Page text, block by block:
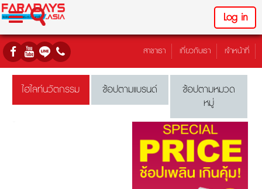
Log in
สาขาเรา เกี่ยวกับเรา เจ้าหน้าที่
ไฮไลท์นวัตกรรม ช้อปตามแบรนด์
ช้อปตามหมวด
หมู่